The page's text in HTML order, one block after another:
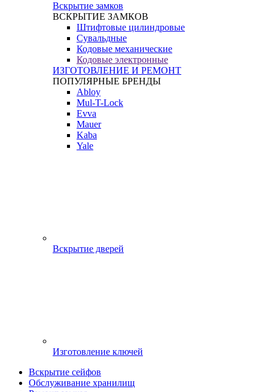
Вскрытие замков
ВСКРЫТИЕ ЗАМКОВ
Штифтовые цилиндровые
Сувальдные
Кодовые механические
Кодовые электронные
ИЗГОТОВЛЕНИЕ И РЕМОНТ
ПОПУЛЯРНЫЕ БРЕНДЫ
Abloy
Mul-T-Lock
Evva
Mauer
Kaba
Yale
Вскрытие дверей
Изготовление ключей
Вскрытие сейфов
Обслуживание хранилищ